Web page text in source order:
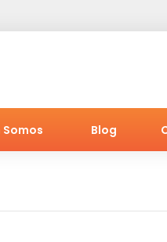
Somos Blog